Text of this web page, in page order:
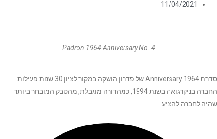
11/04/2021
Padron 1964 Anniversary No. 4
סדרת 1964 Anniversary של פדרון הושקה במקור לציון 30 שנות פעילות
החברה בניקרגואה בשנת 1994, כמהדורה מוגבלת, מהטבק המובחר ביותר
שהיה לחברה להציע